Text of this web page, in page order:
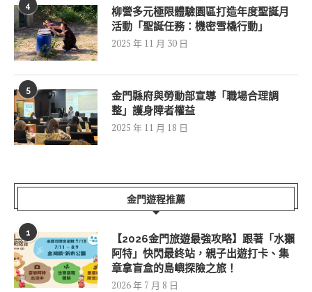
4
柳營多元極限體驗園區打造年度聖誕月
活動「聖誕任務：機密雪橇行動」
2025 年 11 月 30 日
5
金門縣府與勞動部宣導「職場合理調
整」護身障者權益
2025 年 11 月 18 日
金門遊程推薦
1
【2026金門旅遊最強攻略】跟著「水獺
阿特」快閃最終站，親子出遊打卡、集
章拿盲盒的島嶼探險之旅！
2026 年 7 月 8 日